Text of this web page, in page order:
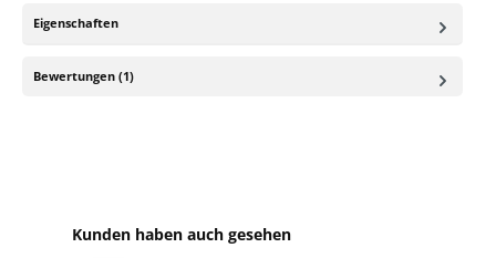
Eigenschaften
Bewertungen (1)
Produktgalerie überspringen
Kunden haben auch gesehen